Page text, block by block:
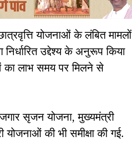
योजनाओं के लंबित मामलों
उद्देश्य के अनुरूप किया
का लाभ समय पर मिलने से
सृजन योजना, मुख्यमंत्री
की भी समीक्षा की गई.